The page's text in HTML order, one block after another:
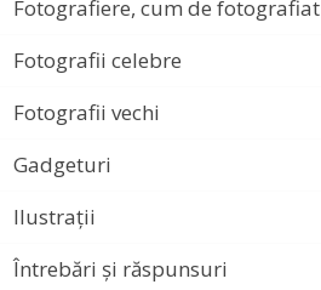
Fotografiere, cum de fotografiat
Fotografii celebre
Fotografii vechi
Gadgeturi
Ilustrații
Întrebări și răspunsuri